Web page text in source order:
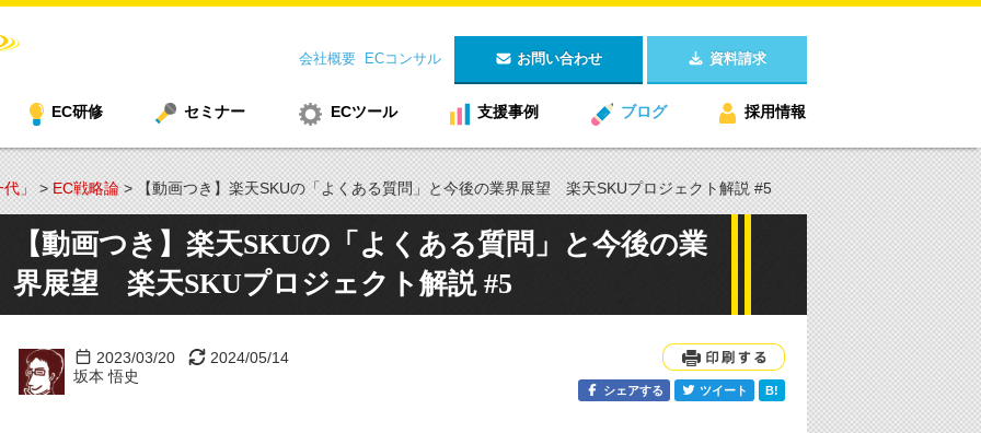
会社概要 ECコンサル お問い合わせ 資料請求
EC研修 セミナー ECツール 支援事例 ブログ 採用情報
代」>EC戦略論>【動画つき】楽天SKUの「よくある質問」と今後の業界展望 楽天SKUプロジェクト解説 #5
【動画つき】楽天SKUの「よくある質問」と今後の業
界展望 楽天SKUプロジェクト解説 #5
2023/03/20
2024/05/14
坂本 悟史
シェアする ツイート B!